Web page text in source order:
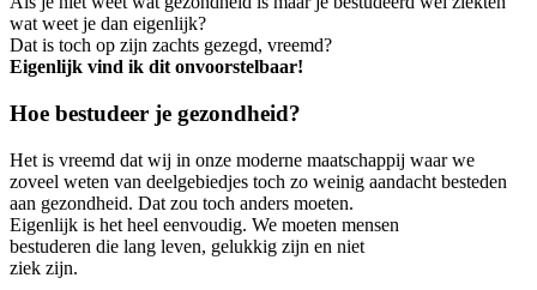
wat weet je dan eigenlijk?
Dat is toch op zijn zachts gezegd, vreemd?
Eigenlijk vind ik dit onvoorstelbaar!
Hoe bestudeer je gezondheid?
Het is vreemd dat wij in onze moderne maatschappij waar we
zoveel weten van deelgebiedjes toch zo weinig aandacht besteden
aan gezondheid. Dat zou toch anders moeten.
Eigenlijk is het heel eenvoudig. We moeten mensen
bestuderen die lang leven, gelukkig zijn en niet
ziek zijn.